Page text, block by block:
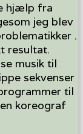
hjælp fra
jeg blev
.
resultat.
musik til
sekvenser
til
koreograf